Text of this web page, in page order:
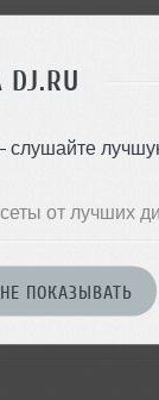
слушайте
от лучших
ПОКАЗЫВАТЬ